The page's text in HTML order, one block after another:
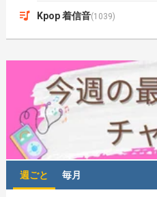
Kpop 着信音(1039)
週ごと 毎月